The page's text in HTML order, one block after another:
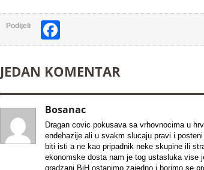
Podijeli
JEDAN KOMENTAR
Bosanac
Dragan covic pokusava sa vrhovnocima u
endehazije ali u svakm slucaju pravi i
biti isti a ne kao pripadnik neke skupine ili
ekonomske dosta nam je tog ustasluka vise
gradzani BiH ostanimo zajedno i borimo se